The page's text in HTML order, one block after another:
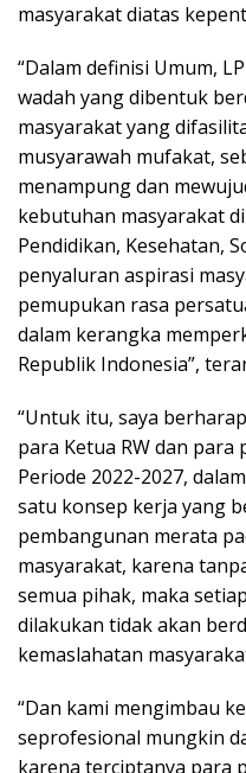
masyarakat diatas
“Dalam definisi Umum,
wadah yang dibentuk
masyarakat yang
musyarawah mufakat,
menampung dan
kebutuhan masyarakat
Pendidikan, Kesehatan,
penyaluran aspirasi
pemupukan rasa
dalam kerangka
Republik Indonesia”,
“Untuk itu, saya
para Ketua RW dan para
Periode 2022-2027,
satu konsep kerja yang
pembangunan merata
masyarakat, karena
semua pihak, maka
dilakukan tidak akan
kemaslahatan
“Dan kami mengimbau
seprofesional mungkin
karena terciptanya para